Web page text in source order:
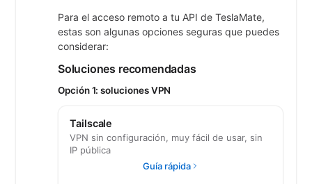
Para el acceso remoto a tu API de TeslaMate,
estas son algunas opciones seguras que puedes
considerar:
Soluciones recomendadas
Opción 1: soluciones VPN
Tailscale
VPN sin configuración, muy fácil de usar, sin
IP pública
Guía rápida